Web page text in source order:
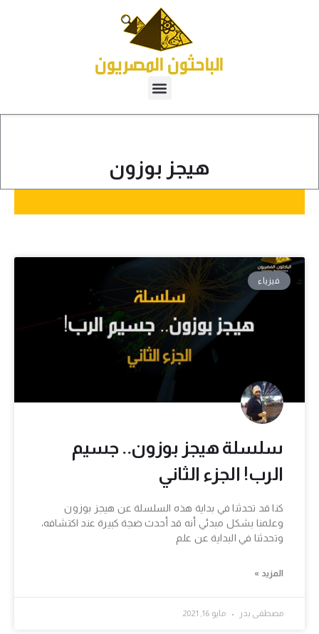
هيجز بوزون
فيزياء
سلسلة هيجز بوزون.. جسيم
الرب! الجزء الثاني
كنا قد تحدثنا في بداية هذه السلسلة عن هيجز بوزون
وعلمنا بشكل مبدئي أنه قد أحدث ضجة كبيرة عند اكتشافه،
وتحدثنا في البداية عن علم
المزيد »
مصطفى بدر مايو 16, 2021